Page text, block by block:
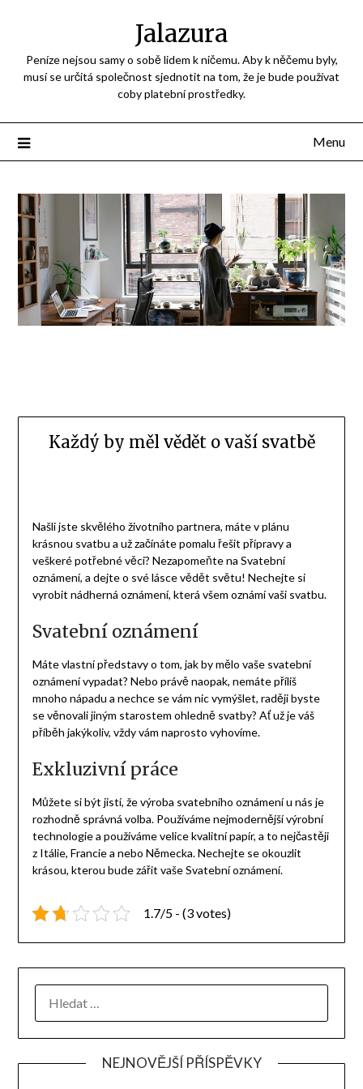
Jalazura
Peníze nejsou samy o sobě lidem k ničemu. Aby k něčemu byly,
musí se určitá společnost sjednotit na tom, že je bude používat
coby platební prostředky.
Menu
Každý by měl vědět o vaší svatbě
Našli jste skvělého životního partnera, máte v plánu
krásnou svatbu a už začínáte pomalu řešit přípravy a
veškeré potřebné věci? Nezapomeňte na Svatební
oznámení, a dejte o své lásce vědět světu! Nechejte si
vyrobit nádherná oznámení, která všem oznámí vaši svatbu.
Svatební oznámení
Máte vlastní představy o tom, jak by mělo vaše svatební
oznámenívypadat? Nebo právě naopak, nemáte příliš
mnoho nápadu a nechce se vám nic vymýšlet, raději byste
se věnovali jiným starostem ohledně svatby? Ať už je váš
příběh jakýkoliv, vždy vám naprosto vyhovíme.
Exkluzivní práce
Můžete si být jistí, že výroba svatebního oznámení u nás je
rozhodně správná volba. Používáme nejmodernější výrobní
technologie a používáme velice kvalitní papír, a to nejčastěji
z Itálie, Francie a nebo Německa. Nechejte se okouzlit
krásou, kterou bude zářit vaše Svatební oznámení.
1.7/5 - (3 votes)
NEJNOVĚJŠÍ PŘÍSPĚVKY